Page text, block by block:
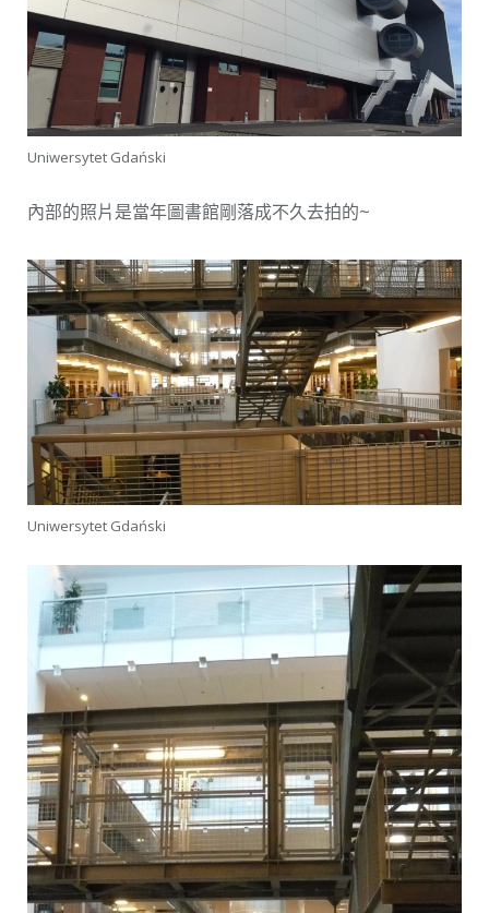
Uniwersytet Gdański
內部的照片是當年圖書館剛落成不久去拍的~
Uniwersytet Gdański